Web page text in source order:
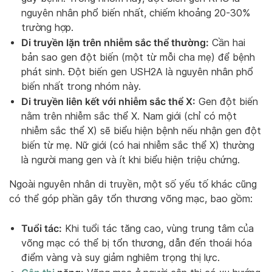
nguyên nhân phổ biến nhất, chiếm khoảng 20-30%
trường hợp.
Di truyền lặn trên nhiễm sắc thể thường: Cần hai
bản sao gen đột biến (một từ mỗi cha mẹ) để bệnh
phát sinh. Đột biến gen USH2A là nguyên nhân phổ
biến nhất trong nhóm này.
Di truyền liên kết với nhiễm sắc thể X: Gen đột biến
nằm trên nhiễm sắc thể X. Nam giới (chỉ có một
nhiễm sắc thể X) sẽ biểu hiện bệnh nếu nhận gen đột
biến từ mẹ. Nữ giới (có hai nhiễm sắc thể X) thường
là người mang gen và ít khi biểu hiện triệu chứng.
Ngoài nguyên nhân di truyền, một số yếu tố khác cũng
có thể góp phần gây tổn thương võng mạc, bao gồm:
Tuổi tác: Khi tuổi tác tăng cao, vùng trung tâm của
võng mạc có thể bị tổn thương, dẫn đến thoái hóa
điểm vàng và suy giảm nghiêm trọng thị lực.